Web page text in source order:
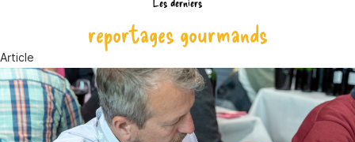
reportages gourmands
Article